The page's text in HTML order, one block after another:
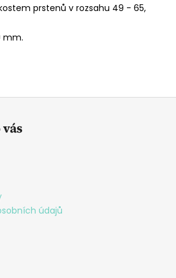
prstenů v rozsahu 49 - 65,
mm.
údajů